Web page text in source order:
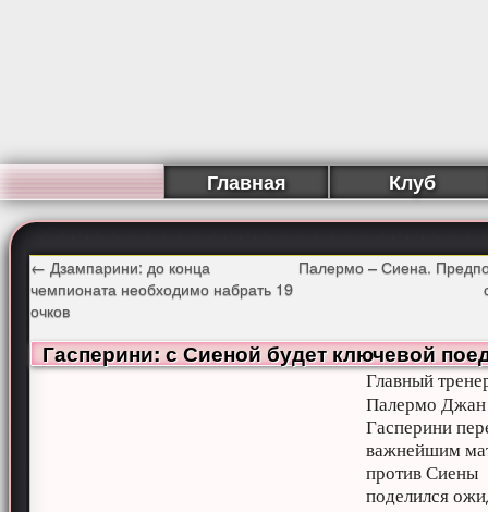
Главная Клуб
← Дзампарини: до конца
чемпионата необходимо набрать 19
очков
Палермо – Сиена.
Гасперини: с Сиеной будет ключевой
Главный
Палермо
Гасперини
важнейшим
против Сиены
поделился